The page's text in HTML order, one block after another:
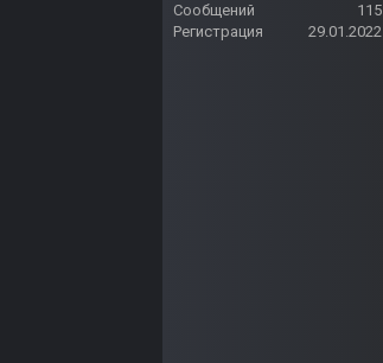
Сообщений
115
Регистрация
29.01.2022